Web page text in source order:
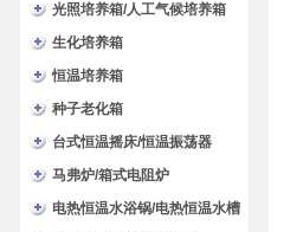
光照培养箱/人工气候培养箱
生化培养箱
恒温培养箱
种子老化箱
台式恒温摇床/恒温振荡器
马弗炉/箱式电阻炉
电热恒温水浴锅/电热恒温水槽